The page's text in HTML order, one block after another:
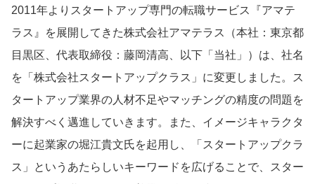
登録者の転職・副業実績
Startup Magazine
注目スタートアップ
イベント・セミナー
特集記事
2011年よりスタートアップ専門の転職サービス『アマテ
ラス』を展開してきた株式会社アマテラス（本社：東京都
目黒区、代表取締役：藤岡清高、以下「当社」）は、社名
を「株式会社スタートアップクラス」に変更しました。ス
タートアップ業界の人材不足やマッチングの精度の問題を
解決すべく邁進していきます。また、イメージキャラクタ
ーに起業家の堀江貴文氏を起用し、「スタートアップクラ
ス」というあたらしいキーワードを広げることで、スター